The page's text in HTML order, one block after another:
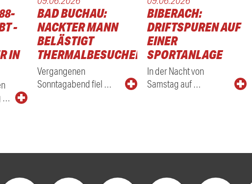
-
IN
…
BAD BUCHAU:
NACKTER MANN
BELÄSTIGT
THERMALBESUCHER
Vergangenen
Sonntagabend fiel …
BIBERACH:
DRIFTSPUREN AUF
EINER
SPORTANLAGE
In der Nacht von
Samstag auf …